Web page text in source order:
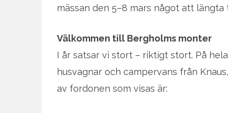
mässan den 5–8 mars något att längta
Välkommen till Bergholms monter
I år satsar vi stort – riktigt stort. På
husvagnar och campervans från
av fordonen som visas är: